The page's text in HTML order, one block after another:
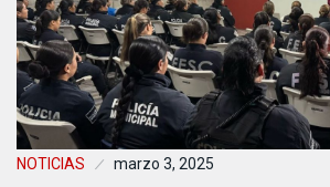
NOTICIAS marzo 3, 2025